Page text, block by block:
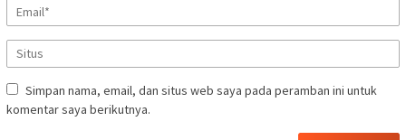
Simpan nama, email, dan situs web saya pada peramban ini untuk
komentar saya berikutnya.